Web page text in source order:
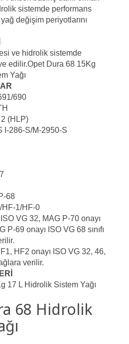
sistemde performans
değişim periyotlarını
ve hidrolik sistemde
edilir.Opet Dura 68 15Kg
Yağı
690
(HLP)
I-286-S/M-2950-S
68
HF-1/HF-0
VG 32, MAG P-70 onayı
P-69 onayı ISO VG 68 sınıfı
HF2 onayı ISO VG 32, 46,
verilir.
17 L Hidrolik Sistem Yağı
68 Hidrolik